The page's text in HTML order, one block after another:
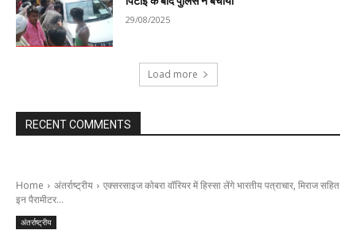
29/08/2025
Load more
RECENT COMMENTS